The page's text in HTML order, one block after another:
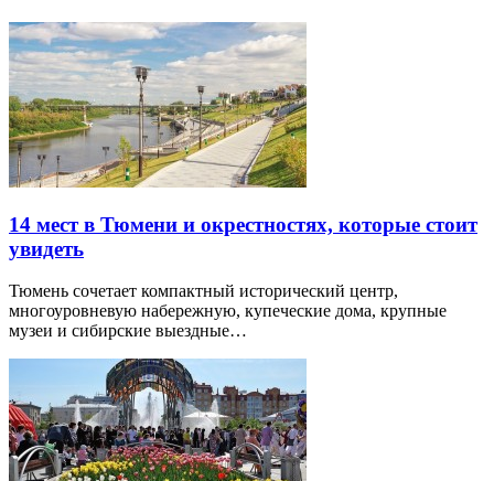
14 мест в Тюмени и окрестностях, которые стоит
увидеть
Тюмень сочетает компактный исторический центр,
многоуровневую набережную, купеческие дома, крупные
музеи и сибирские выездные…